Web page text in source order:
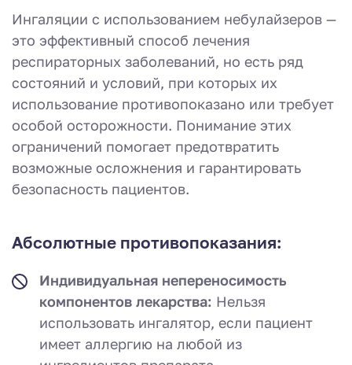
Ингаляции с использованием небулайзеров —
это эффективный способ лечения
респираторных заболеваний, но есть ряд
состояний и условий, при которых их
использование противопоказано или требует
особой осторожности. Понимание этих
ограничений помогает предотвратить
возможные осложнения и гарантировать
безопасность пациентов.
Абсолютные противопоказания:
Индивидуальная непереносимость
компонентов лекарства: Нельзя
использовать ингалятор, если пациент
имеет аллергию на любой из